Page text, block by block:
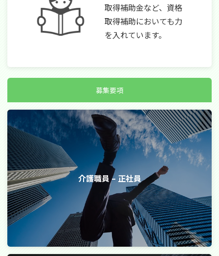
取得補助金など、資格
取得補助においても力
を入れています。
募集要項
介護職員 – 正社員